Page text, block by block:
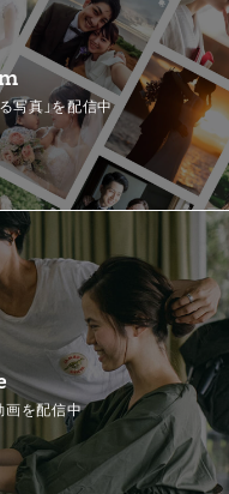
写真」を配信中
画を配信中